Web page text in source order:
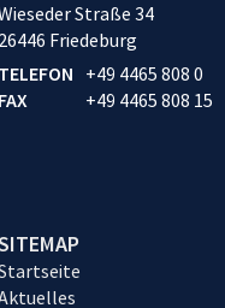
Straße 34
26446 Friedeburg
TELEFON +49 4465 808 0
FAX
+49 4465 808 15